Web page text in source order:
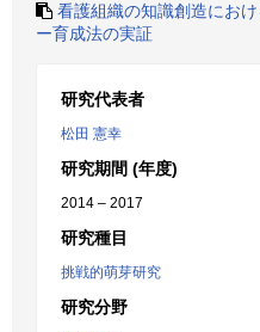
看護組織の知識創造にお
ー育成法の実証
研究代表者
松田 憲幸
研究期間 (年度)
2014 – 2017
研究種目
挑戦的萌芽研究
研究分野